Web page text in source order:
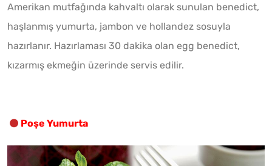
Amerikan mutfağında kahvaltı olarak sunulan benedict,
haşlanmış yumurta, jambon ve hollandez sosuyla
hazırlanır. Hazırlaması 30 dakika olan egg benedict,
kızarmış ekmeğin üzerinde servis edilir.
Poşe Yumurta